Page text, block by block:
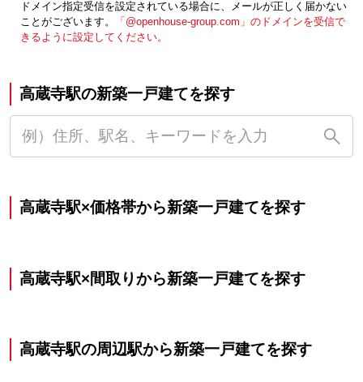
ドメイン指定受信を設定されている場合に、メールが正しく届かない
ことがございます。
「@openhouse-group.com」のドメインを受信で
きるように設定してください。
高蔵寺駅の新築一戸建てを探す
高蔵寺駅×価格帯から新築一戸建てを探す
高蔵寺駅×間取りから新築一戸建てを探す
高蔵寺駅の周辺駅から新築一戸建てを探す